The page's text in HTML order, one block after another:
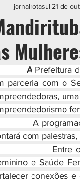
título
jornalrotasul 21 de
A Prefeitura
parceria com o
programação
com
os
e Saúde
conexões e